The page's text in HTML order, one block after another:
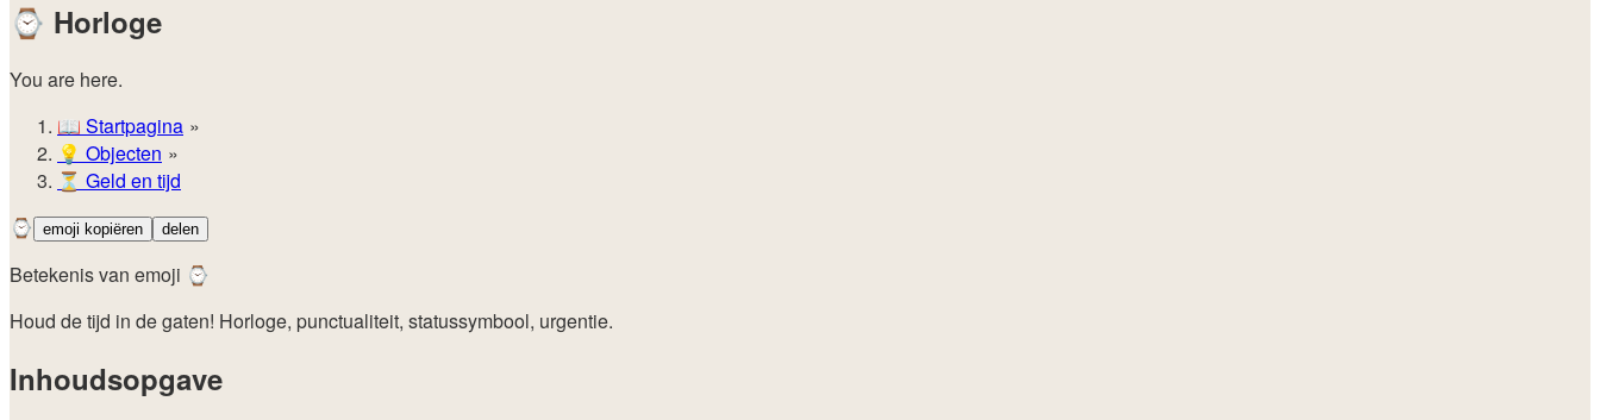
⌚ Horloge
You are here.
📖 Startpagina
💡️ Objecten
⏳ Geld en tijd
⌚
emoji kopiëren delen
Betekenis van emoji ⌚
Houd de tijd in de gaten! Horloge, punctualiteit, statussymbool, urgentie.
Inhoudsopgave